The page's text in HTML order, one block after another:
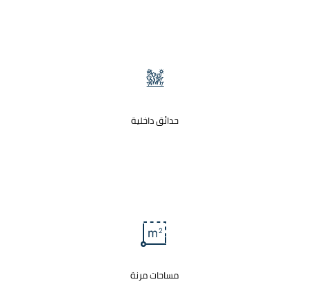
حدائق داخلية
مساحات مرنة